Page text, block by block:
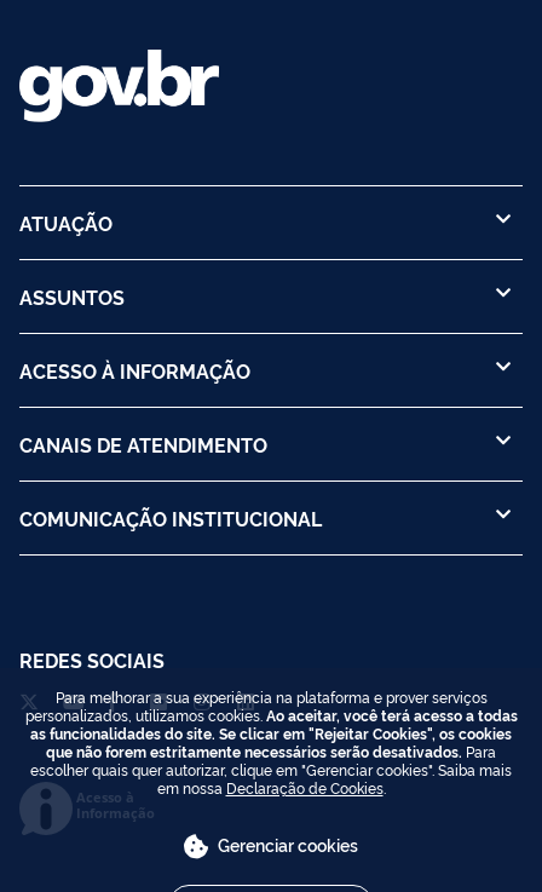
ATUAÇÃO
ASSUNTOS
ACESSO À INFORMAÇÃO
CANAIS DE ATENDIMENTO
COMUNICAÇÃO INSTITUCIONAL
REDES SOCIAIS
Acesso à
Informação
Para melhorar a sua experiência na plataforma e prover serviços
personalizados, utilizamos cookies. Ao aceitar, você terá acesso a todas
as funcionalidades do site. Se clicar em "Rejeitar Cookies", os cookies
que não forem estritamente necessários serão desativados. Para
escolher quais quer autorizar, clique em "Gerenciar cookies". Saiba mais
em nossa Declaração de Cookies.
Gerenciar cookies